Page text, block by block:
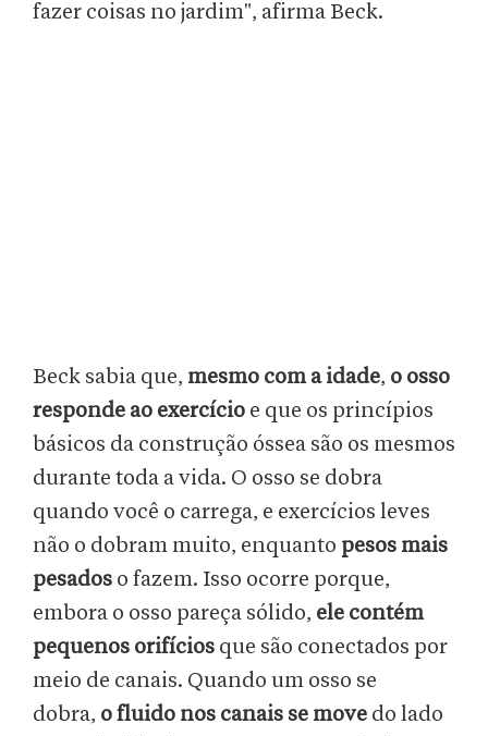
fazer coisas no jardim", afirma Beck.
Beck sabia que, mesmo com a idade, o osso
responde ao exercício e que os princípios
básicos da construção óssea são os mesmos
durante toda a vida. O osso se dobra
quando você o carrega, e exercícios leves
não o dobram muito, enquanto pesos mais
pesados o fazem. Isso ocorre porque,
embora o osso pareça sólido, ele contém
pequenos orifícios que são conectados por
meio de canais. Quando um osso se
dobra, o fluido nos canais se move do lado